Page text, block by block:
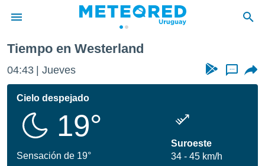
de
ha
calidad.
a este
Tiempo en Westerland
04:43 Jueves ...
Cielo despejado
19°
Sensación de 19°
Suroeste
34
45 km/h